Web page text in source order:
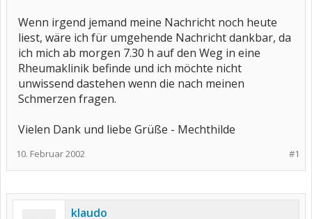
Wenn irgend jemand meine Nachricht noch heute
liest, wäre ich für umgehende Nachricht dankbar, da
ich mich ab morgen 7.30 h auf den Weg in eine
Rheumaklinik befinde und ich möchte nicht
unwissend dastehen wenn die nach meinen
Schmerzen fragen.
Vielen Dank und liebe Grüße - Mechthilde
#1
10. Februar 2002
klaudo